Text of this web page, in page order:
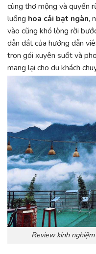
cùng thơ mộng và quyến
luống hoa cải bạt ngàn,
vào cũng khó lòng rời
dẫn dắt của hướng dẫn
trọn gói xuyên suốt và
mang lại cho du khách
Review kinh